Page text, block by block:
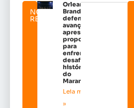
NOTICIAS
RELACIONADAS
Orleans
Brandão
defende
avanços e
apresenta
propostas
para
enfrentar
desafios
históricos
do
Maranhão
Leia mais
»